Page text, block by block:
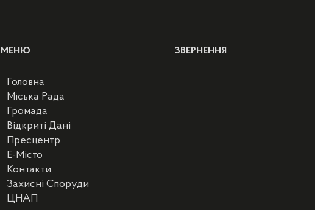
МЕНЮ
Головна
Міська Рада
Громада
Відкриті Дані
Пресцентр
E-Місто
Контакти
Захисні Споруди
ЦНАП
ЗВЕРНЕННЯ